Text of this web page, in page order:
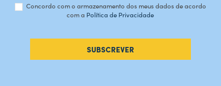
Concordo com o armazenamento dos meus dados de acordo
com a Política de Privacidade
SUBSCREVER